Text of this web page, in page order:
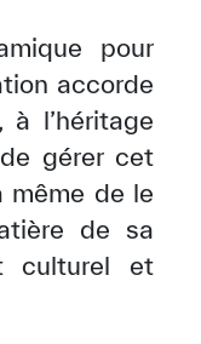
pour
accorde
l’héritage
gérer cet
même de le
de sa
culturel et